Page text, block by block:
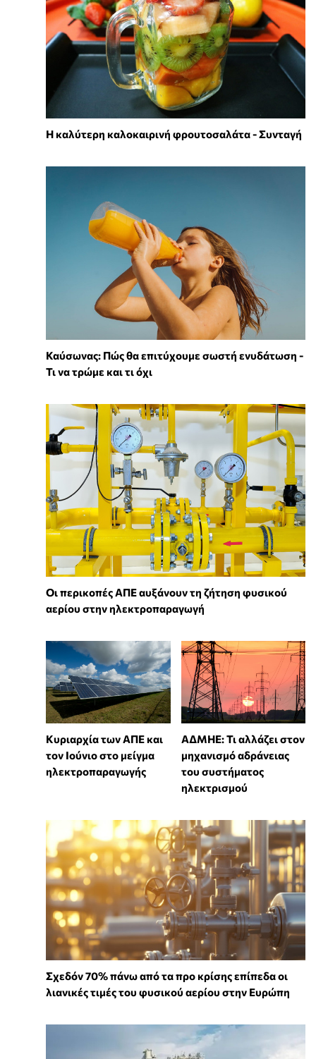
Η καλύτερη καλοκαιρινή φρουτοσαλάτα - Συνταγή
Καύσωνας: Πώς θα επιτύχουμε σωστή ενυδάτωση -
Τι να τρώμε και τι όχι
Οι περικοπές ΑΠΕ αυξάνουν τη ζήτηση φυσικού
αερίου στην ηλεκτροπαραγωγή
Κυριαρχία των ΑΠΕ και
τον Ιούνιο στο μείγμα
ηλεκτροπαραγωγής
ΑΔΜΗΕ: Τι αλλάζει στον
μηχανισμό αδράνειας
του συστήματος
ηλεκτρισμού
Σχεδόν 70% πάνω από τα προ κρίσης επίπεδα οι
λιανικές τιμές του φυσικού αερίου στην Ευρώπη